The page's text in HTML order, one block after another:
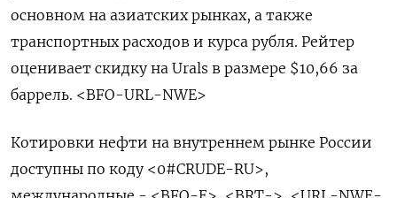
основном на азиатских рынках, а также
транспортных расходов и курса рубля. Рейтер
оценивает скидку на Urals в размере $10,66 за
баррель. <BFO-URL-NWE>
Котировки нефти на внутреннем рынке России
доступны по коду <0#CRUDE-RU>,